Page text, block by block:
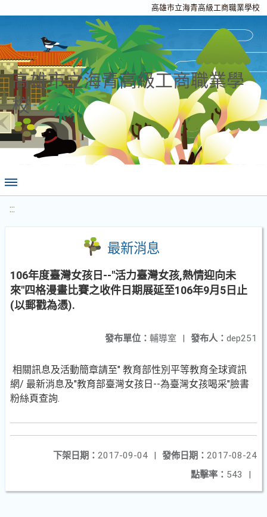
高雄市立海青高級工商職業學校
高雄市立海青高級工商職業學
校
:::
最新消息
106年度臺灣女孩日--"活力臺灣女孩,熱情迎向未
來"四格漫畫比賽之收件日期展延至106年9月5日止
(以郵戳為憑).
發布人： dep251
發布單位： 輔導室 |
相關訊息及活動簡章請至" 教育部性別平等教育全球資訊
網/ 最新消息及"教育部臺灣女孩日--為臺灣女孩喝采"臉書
粉絲頁查詢.
發佈日期： 2017-08-24
下架日期： 2017-09-04
|
點擊率： 543 |